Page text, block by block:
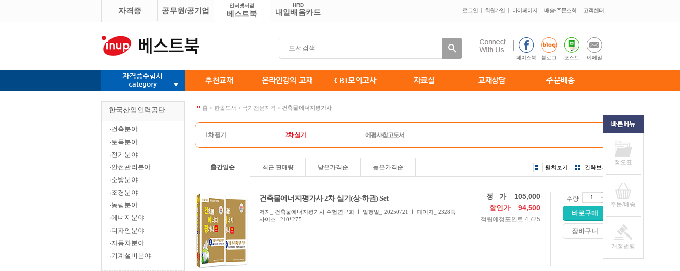
자격증 공무원/공기업
인터넷서점
베스트북
HRD
내일배움카드 로그인 회원가입 마이페이지 배송·주문조회 고객센터
페이스북 블로그 포스트 이메일
한국산업인력공단
·건축분야
·토목분야
·전기분야
·안전관리분야
·소방분야
·조경분야
·농림분야
·에너지분야
·디자인분야
·자동차분야
·기계설비분야
홈 > 한솔도서 > 국가전문자격 > 건축물에너지평가사
1차 필기 2차 실기 에평사참고도서
출간일순 최근 판매량 낮은가격순 높은가격순 펼쳐보기 간략보기
건축물에너지평가사 2차 실기(상·하권) Set
저자_ 건축물에너지평가사 수험연구회 ㅣ 발행일_ 20250721 ㅣ 페이지_ 2328쪽 ㅣ
사이즈_ 210*275
정 가
105,000
할인가
94,500
적립예정포인트 4,725
수량
바로구매
장바구니
정오표
주문/배송
개정법령